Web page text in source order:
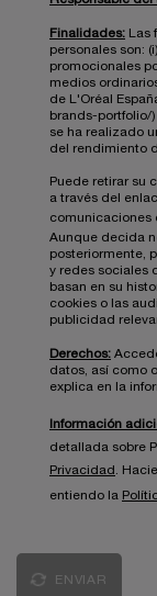
Finalidades: Las
personales son:
promocionales
medios
de L'Oréal
brands-portfolio/
se ha realizado
del rendimiento
Puede retirar su
a través del
comunicaciones
Aunque decida
posteriormente,
y redes sociales
basan en su
cookies o las
publicidad
Derechos:
datos, así como
explica en la
Información
detallada sobre
Privacidad
.
entiendo la
ENVIAR